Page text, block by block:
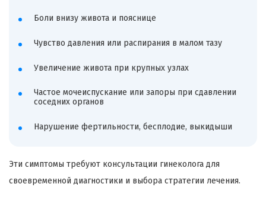
Боли внизу живота и пояснице
Чувство давления или распирания в малом тазу
Увеличение живота при крупных узлах
Частое мочеиспускание или запоры при сдавлении
соседних органов
Нарушение фертильности, бесплодие, выкидыши
Эти симптомы требуют консультации гинеколога для
своевременной диагностики и выбора стратегии лечения.